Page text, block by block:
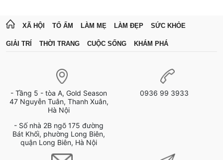
XÃ HỘI TỔ ẤM LÀM MẸ LÀM ĐẸP SỨC KHỎE
GIẢI TRÍ THỜI TRANG CUỘC SỐNG KHÁM PHÁ
- Tầng 5 - tòa A, Gold Season
47 Nguyễn Tuân, Thanh Xuân,
Hà Nội
- Số nhà 2B ngõ 175 đường
Bát Khối, phường Long Biên,
quận Long Biên, Hà Nội
0936 99 3933